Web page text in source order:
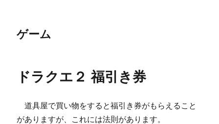
ゲーム
ドラクエ２ 福引き券
道具屋で買い物をすると福引き券がもらえること
がありますが、これには法則があります。